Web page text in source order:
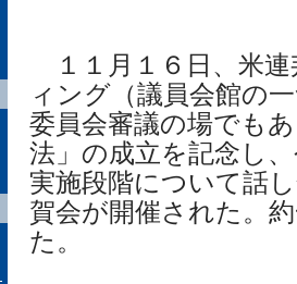
１１月１６日、米
ィング（議員会館の
委員会審議の場でも
法」の成立を記念し
実施段階について話
賀会が開催された。
た。